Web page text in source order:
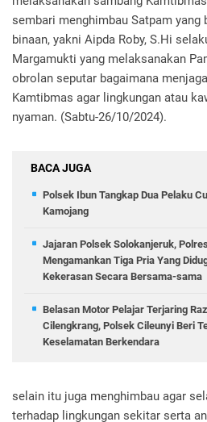
sembari menghimbau Satpam yang
binaan, yakni Aipda Roby, S.Hi
Margamukti yang melaksanakan
obrolan seputar bagaimana
Kamtibmas agar lingkungan atau
nyaman. (Sabtu-26/10/2024).
BACA JUGA
Polsek Ibun Tangkap Dua Pelaku
Kamojang
Jajaran Polsek Solokanjeruk,
Mengamankan Tiga Pria Yang
Kekerasan Secara Bersama-sama
Belasan Motor Pelajar Terjaring
Cilengkrang, Polsek Cileunyi Beri
Keselamatan Berkendara
selain itu juga menghimbau agar
terhadap lingkungan sekitar serta